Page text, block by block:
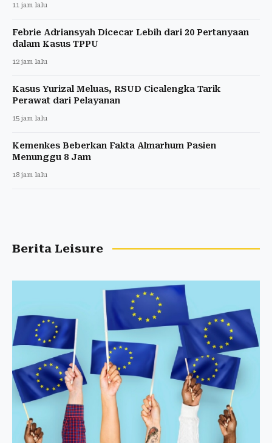
11 jam lalu
Febrie Adriansyah Dicecar Lebih dari 20 Pertanyaan
dalam Kasus TPPU
12 jam lalu
Kasus Yurizal Meluas, RSUD Cicalengka Tarik
Perawat dari Pelayanan
15 jam lalu
Kemenkes Beberkan Fakta Almarhum Pasien
Menunggu 8 Jam
18 jam lalu
Berita Leisure